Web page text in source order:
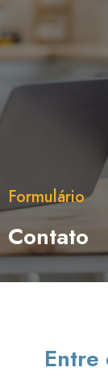
Formulário
Contato​
Entre